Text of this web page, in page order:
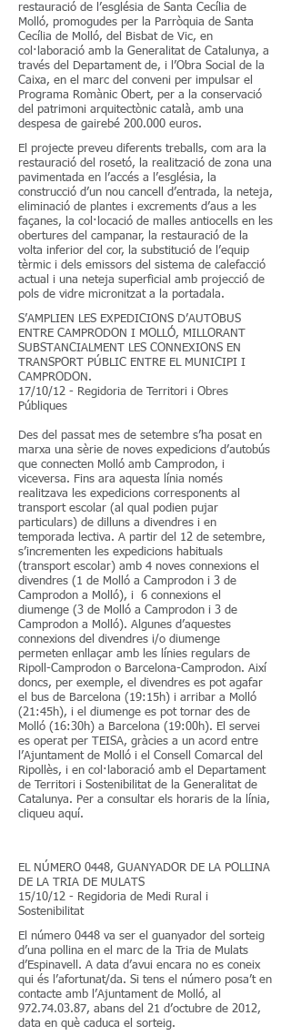
restauració de l’església de Santa Cecília de
Molló, promogudes per la Parròquia de Santa
Cecília de Molló, del Bisbat de Vic, en
col·laboració amb la Generalitat de Catalunya, a
través del Departament de, i l’Obra Social de la
Caixa, en el marc del conveni per impulsar el
Programa Romànic Obert, per a la conservació
del patrimoni arquitectònic català, amb una
despesa de gairebé 200.000 euros.
El projecte preveu diferents treballs, com ara la
restauració del rosetó, la realització de zona una
pavimentada en l’accés a l’església, la
construcció d’un nou cancell d’entrada, la neteja,
eliminació de plantes i excrements d’aus a les
façanes, la col·locació de malles antiocells en les
obertures del campanar, la restauració de la
volta inferior del cor, la substitució de l’equip
tèrmic i dels emissors del sistema de calefacció
actual i una neteja superficial amb projecció de
pols de vidre micronitzat a la portadala.
S’AMPLIEN LES EXPEDICIONS D’AUTOBUS
ENTRE CAMPRODON I MOLLÓ, MILLORANT
SUBSTANCIALMENT LES CONNEXIONS EN
TRANSPORT PÚBLIC ENTRE EL MUNICIPI I
CAMPRODON.
17/10/12 - Regidoria de Territori i Obres
Públiques
Des del passat mes de setembre s’ha posat en
marxa una sèrie de noves expedicions d’autobús
que connecten Molló amb Camprodon, i
viceversa. Fins ara aquesta línia només
realitzava les expedicions corresponents al
transport escolar (al qual podien pujar
particulars) de dilluns a divendres i en
temporada lectiva. A partir del 12 de setembre,
s’incrementen les expedicions habituals
(transport escolar) amb 4 noves connexions el
divendres (1 de Molló a Camprodon i 3 de
Camprodon a Molló), i 6 connexions el
diumenge (3 de Molló a Camprodon i 3 de
Camprodon a Molló). Algunes d’aquestes
connexions del divendres i/o diumenge
permeten enllaçar amb les línies regulars de
Ripoll-Camprodon o Barcelona-Camprodon. Així
doncs, per exemple, el divendres es pot agafar
el bus de Barcelona (19:15h) i arribar a Molló
(21:45h), i el diumenge es pot tornar des de
Molló (16:30h) a Barcelona (19:00h). El servei
es operat per TEISA, gràcies a un acord entre
l’Ajuntament de Molló i el Consell Comarcal del
Ripollès, i en col·laboració amb el Departament
de Territori i Sostenibilitat de la Generalitat de
Catalunya. Per a consultar els horaris de la línia,
cliqueu aquí.
EL NÚMERO 0448, GUANYADOR DE LA POLLINA
DE LA TRIA DE MULATS
15/10/12 - Regidoria de Medi Rural i
Sostenibilitat
El número 0448 va ser el guanyador del sorteig
d’una pollina en el marc de la Tria de Mulats
d’Espinavell. A data d’avui encara no es coneix
qui és l’afortunat/da. Si tens el número posa’t en
contacte amb l’Ajuntament de Molló, al
972.74.03.87, abans del 21 d’octubre de 2012,
data en què caduca el sorteig.